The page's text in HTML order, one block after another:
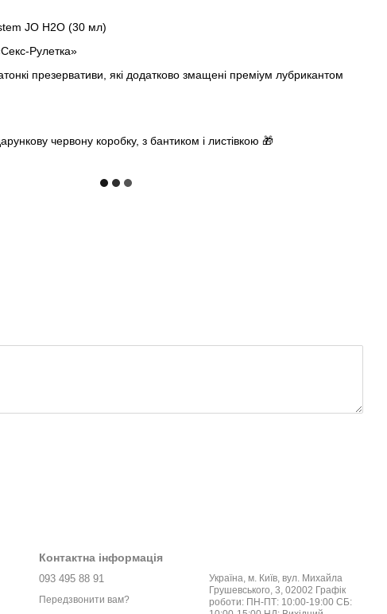
JO H2O (30 мл)
Рулетка»
презервативи, які додатково змащені преміум лубрикантом
червону коробку, з бантиком і листівкою 🎁
Контактна інформація
093 495 88 91
Передзвонити вам?
Україна, м. Київ, вул. Михайла
Грушевського, 3, 02002 Графік
роботи: ПН-ПТ: 10:00-19:00 СБ: